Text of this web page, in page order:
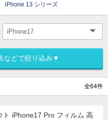
iPhone 13 シリーズ
などで絞り込み▼
全64件
ト iPhone17 Pro フィルム 高